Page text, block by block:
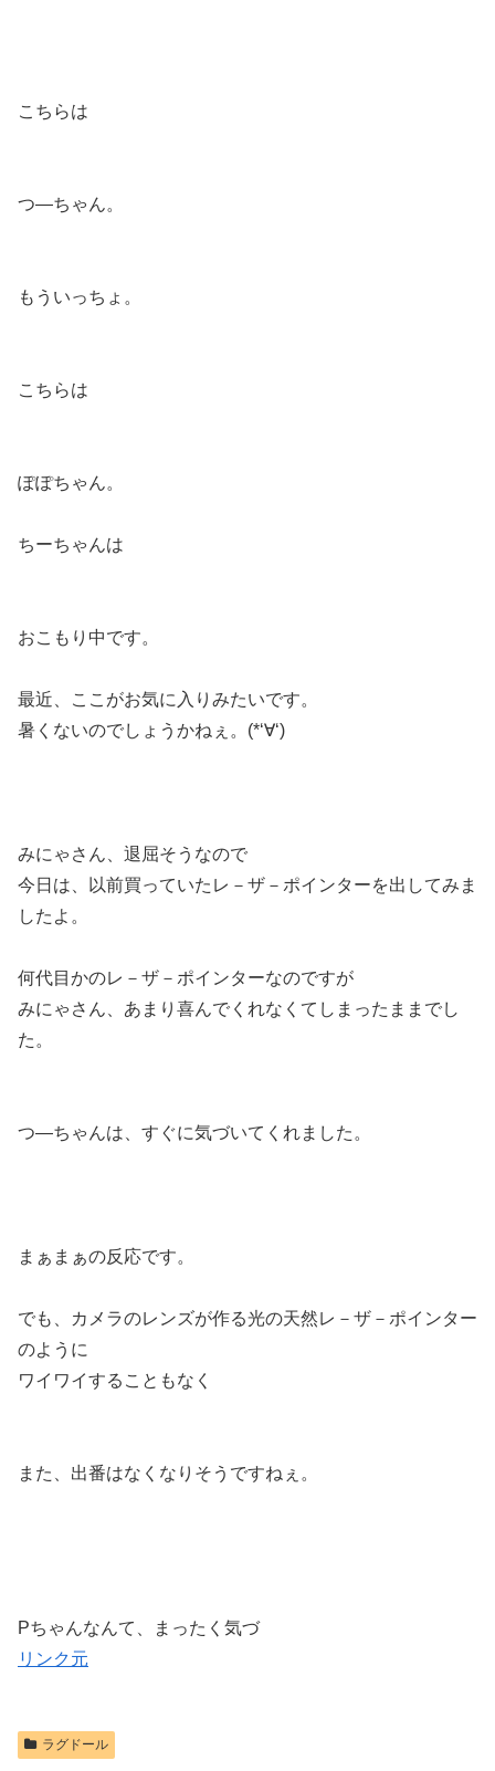
こちらは
つ―ちゃん。
もういっちょ。
こちらは
ぽぽちゃん。
ちーちゃんは
おこもり中です。
最近、ここがお気に入りみたいです。
暑くないのでしょうかねぇ。(*‘∀‘)
みにゃさん、退屈そうなので
今日は、以前買っていたレ－ザ－ポインターを出してみま
したよ。
何代目かのレ－ザ－ポインターなのですが
みにゃさん、あまり喜んでくれなくてしまったままでし
た。
つ―ちゃんは、すぐに気づいてくれました。
まぁまぁの反応です。
でも、カメラのレンズが作る光の天然レ－ザ－ポインター
のように
ワイワイすることもなく
また、出番はなくなりそうですねぇ。
Pちゃんなんて、まったく気づ
リンク元
ラグドール